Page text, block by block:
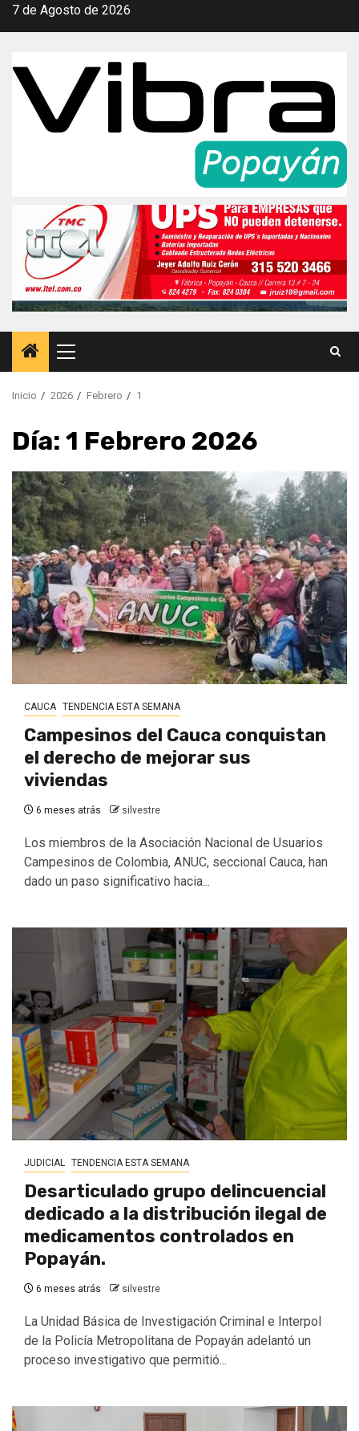
Saltar
7 de Agosto de 2026
Menú
principal
Inicio 2026 Febrero 1
Día: 1 Febrero 2026
CAUCA TENDENCIA ESTA SEMANA
Campesinos del Cauca conquistan
el derecho de mejorar sus
viviendas
6 meses atrás silvestre
Los miembros de la Asociación Nacional de Usuarios
Campesinos de Colombia, ANUC, seccional Cauca, han
dado un paso significativo hacia...
JUDICIAL TENDENCIA ESTA SEMANA
Desarticulado grupo delincuencial
dedicado a la distribución ilegal de
medicamentos controlados en
Popayán.
6 meses atrás silvestre
La Unidad Básica de Investigación Criminal e Interpol
de la Policía Metropolitana de Popayán adelantó un
proceso investigativo que permitió...